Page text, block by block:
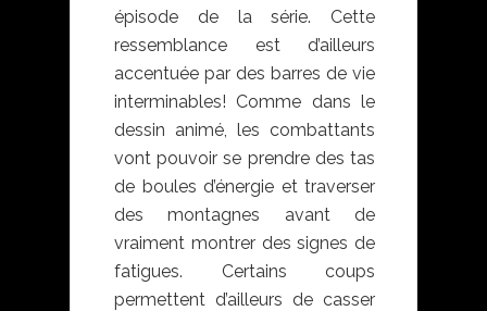
épisode de la série. Cette
ressemblance est d’ailleurs
accentuée par des barres de vie
interminables! Comme dans le
dessin animé, les combattants
vont pouvoir se prendre des tas
de boules d’énergie et traverser
des montagnes avant de
vraiment montrer des signes de
fatigues. Certains coups
permettent d’ailleurs de casser